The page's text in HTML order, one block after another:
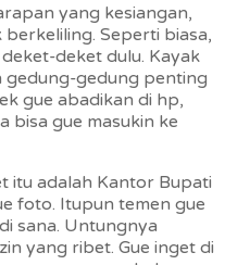
yang kesiangan,
Seperti biasa,
deket dulu. Kayak
gedung penting
gue abadikan di hp,
bisa gue masukin ke
itu adalah Kantor Bupati
foto. Itupun temen gue
sana. Untungnya
yang ribet. Gue inget di